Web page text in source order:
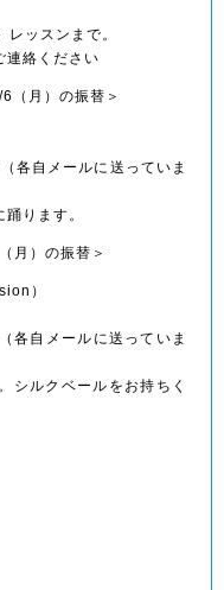
ッスンまで。
絡ください
（月）の振替＞
（各自メールに送っていま
ります。
月）の振替＞
）
自メールに送っていま
シルクベールをお持ちく